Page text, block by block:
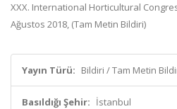
XXX. International Horticultural
Ağustos 2018, (Tam Metin Bildiri)
Yayın Türü: Bildiri / Tam Metin
Basıldığı Şehir: İstanbul